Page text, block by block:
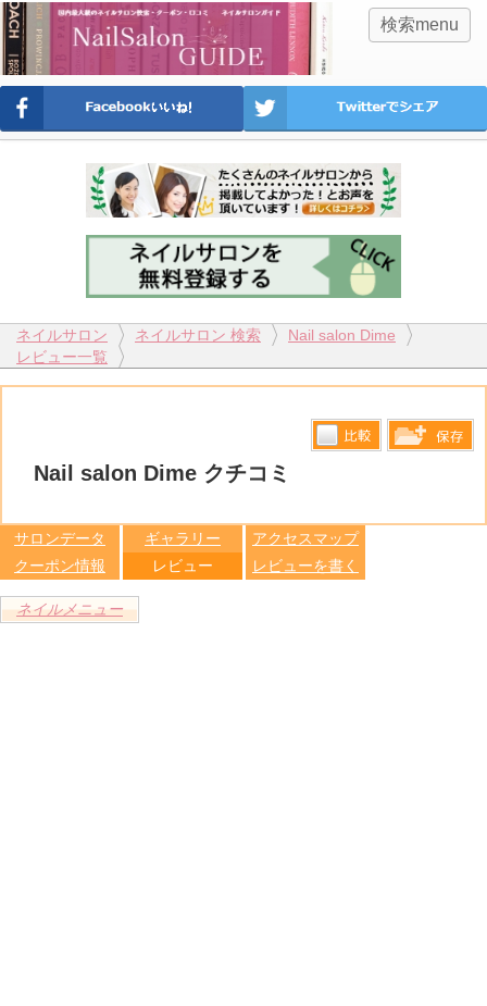
検索menu
ネイルサロン ネイルサロン 検索
Nail salon Dime
レビュー一覧
Nail salon Dime クチコミ
サロンデータ ギャラリー
アクセスマップ
クーポン情報
レビュー レビューを書く
ネイルメニュー